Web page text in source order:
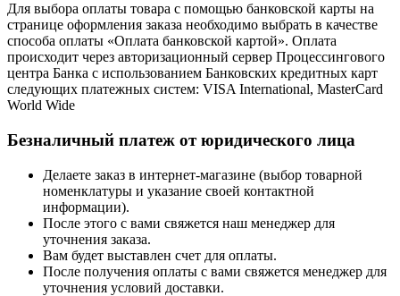
Для выбора оплаты товара с помощью банковской карты на
странице оформления заказа необходимо выбрать в качестве
способа оплаты «Оплата банковской картой». Оплата
происходит через авторизационный сервер Процессингового
центра Банка с использованием Банковских кредитных карт
следующих платежных систем: VISA International, MasterCard
World Wide
Безналичный платеж от юридического лица
Делаете заказ в интернет-магазине (выбор товарной
номенклатуры и указание своей контактной
информации).
После этого с вами свяжется наш менеджер для
уточнения заказа.
Вам будет выставлен счет для оплаты.
После получения оплаты с вами свяжется менеджер для
уточнения условий доставки.